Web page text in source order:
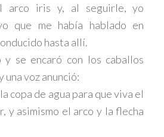
arco iris y, al seguirle, yo
que me había hablado en
hasta allí.
se encaró con los caballos
una voz anunció:
copa de agua para que viva el
y asimismo el arco y la flecha